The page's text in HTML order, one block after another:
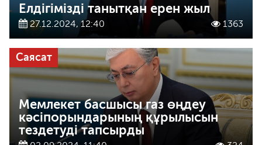
Елдігімізді танытқан ерен жыл
27.12.2024, 12:40 1363
Саясат
Мемлекет басшысы газ өңдеу
кәсіпорындарының құрылысын
тездетуді тапсырды